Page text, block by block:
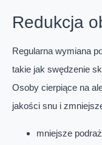
Redukcja
Regularna wymiana
takie jak swędzenie
Osoby cierpiące na
jakości snu i
mniejsze